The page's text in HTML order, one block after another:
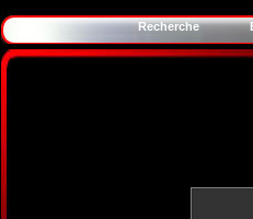
Recherche